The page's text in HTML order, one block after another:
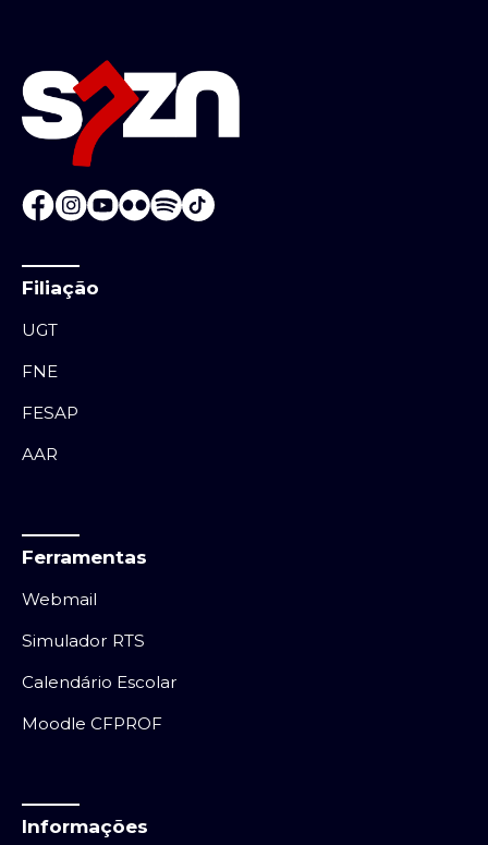
Filiação
UGT
FNE
FESAP
AAR
Ferramentas
Webmail
Simulador RTS
Calendário Escolar
Moodle CFPROF
Informações